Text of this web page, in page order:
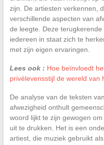
zijn. De artiesten verkennen,
verschillende aspecten van
de leegte. Deze terugkerende
iedereen in staat zich te
met zijn eigen ervaringen.
Lees ook : Hoe beïnvloedt
privélevensstijl de wereld van
De analyse van de teksten
afwezigheid onthult
woord lijkt te zijn gewogen
uit te drukken. Het is een
artiest, die muziek gebruikt